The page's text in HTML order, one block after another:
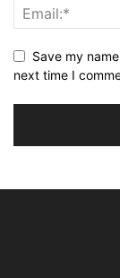
Save my
next time I